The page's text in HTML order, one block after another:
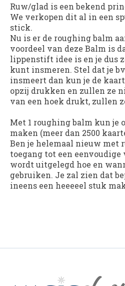
Ruw/glad is een bekend
We verkopen dit al in een
stick.
Nu is er de roughing balm
voordeel van deze Balm is
lippenstift idee is en je dus
kunt insmeren. Stel dat je
insmeert dan kun je de
opzij drukken en zullen ze
van een hoek drukt, zullen
Met 1 roughing balm kun je
maken (meer dan 2500
Ben je helemaal nieuw met
toegang tot een
wordt uitgelegd hoe en
gebruiken. Je zal zien dat
ineens een heeeeel stuk